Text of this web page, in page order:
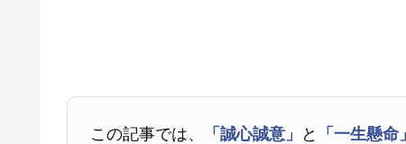
この記事では、 「誠心誠意」 と 「一生懸命